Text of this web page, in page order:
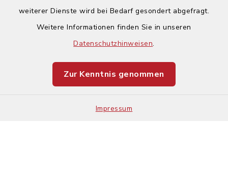
weiterer Dienste wird bei Bedarf gesondert abgefragt.
Weitere Informationen finden Sie in unseren
Datenschutzhinweisen.
Zur Kenntnis genommen
Impressum
Barrierefreiheit
Impressum
Sitemap